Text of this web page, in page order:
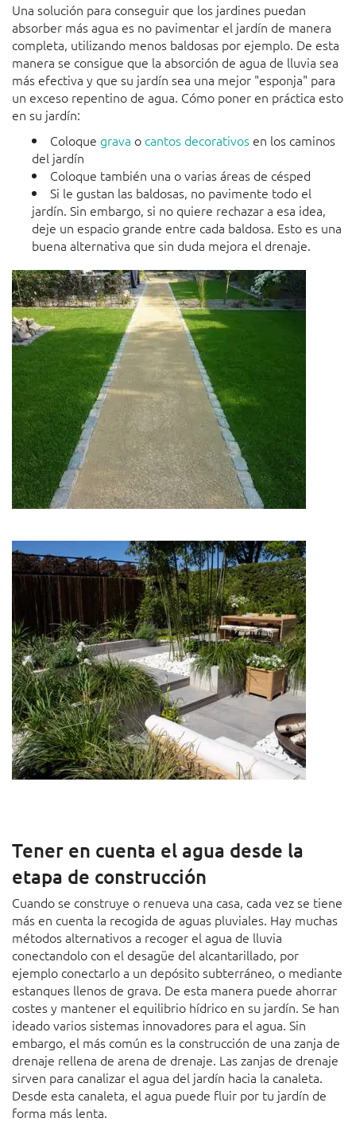
Una solución para conseguir que los jardines puedan
absorber más agua es no pavimentar el jardín de manera
completa, utilizando menos baldosas por ejemplo. De esta
manera se consigue que la absorción de agua de lluvia sea
más efectiva y que su jardín sea una mejor "esponja" para
un exceso repentino de agua. Cómo poner en práctica esto
en su jardín:
Coloque grava o cantos decorativos en los caminos
del jardín
Coloque también una o varias áreas de césped
Si le gustan las baldosas, no pavimente todo el
jardín. Sin embargo, si no quiere rechazar a esa idea,
deje un espacio grande entre cada baldosa. Esto es una
buena alternativa que sin duda mejora el drenaje.
Tener en cuenta el agua desde la
etapa de construcción
Cuando se construye o renueva una casa, cada vez se tiene
más en cuenta la recogida de aguas pluviales. Hay muchas
métodos alternativos a recoger el agua de lluvia
conectandolo con el desagüe del alcantarillado, por
ejemplo conectarlo a un depósito subterráneo, o mediante
estanques llenos de grava. De esta manera puede ahorrar
costes y mantener el equilibrio hídrico en su jardín. Se han
ideado varios sistemas innovadores para el agua. Sin
embargo, el más común es la construcción de una zanja de
drenaje rellena de arena de drenaje. Las zanjas de drenaje
sirven para canalizar el agua del jardín hacia la canaleta.
Desde esta canaleta, el agua puede fluir por tu jardín de
forma más lenta.